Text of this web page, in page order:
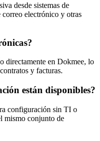
desde sistemas de
electrónico y otras
directamente en Dokmee, lo
y facturas.
están disponibles?
configuración sin TI o
mismo conjunto de